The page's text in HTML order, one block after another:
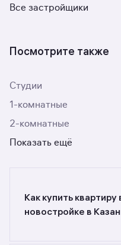
Все застройщики
Посмотрите также
Студии
1-комнатные
2-комнатные
Показать ещё
Как купить квартиру
новостройке в